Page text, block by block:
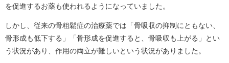
を促進するお薬も使われるようになっていました。
しかし、従来の骨粗鬆症の治療薬では「骨吸収の抑制にともない、
骨形成も低下する」「骨形成を促進すると、骨吸収も上がる」とい
う状況があり、作用の両立が難しいという状況がありました。